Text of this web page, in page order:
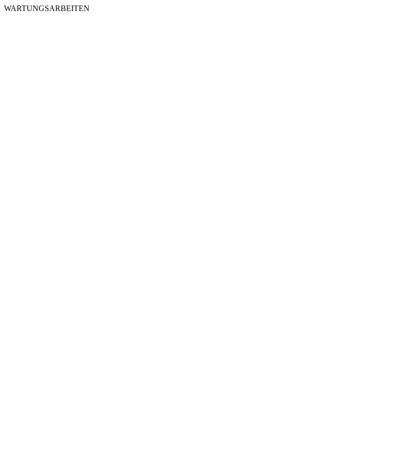
WARTUNGSARBEITEN